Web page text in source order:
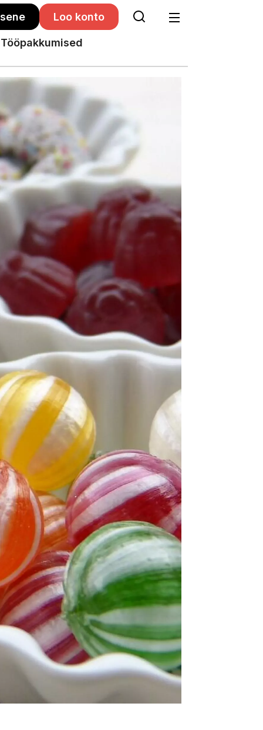
Loo konto
Tööpakkumised